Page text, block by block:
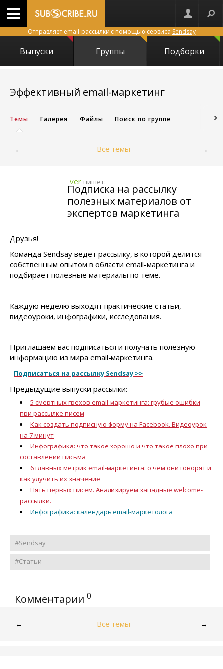
Отправляет email-рассылки с помощью сервиса Sendsay
Выпуски Группы Подборки
Эффективный email-маркетинг
Темы Галерея Файлы Поиск по группе
← Все темы →
ver пишет:
Подписка на рассылку
полезных материалов от
экспертов маркетинга
Друзья!
Команда Sendsay ведет рассылку, в которой делится
собственным опытом в области email-маркетинга и
подбирает полезные материалы по теме.
Каждую неделю выходят практические статьи,
видеоуроки, инфографики, исследования.
Приглашаем вас подписаться и получать полезную
информацию из мира email-маркетинга.
Подписаться на рассылку Sendsay >>
Предыдущие выпуски рассылки:
5 смертных грехов email-маркетинга: грубые ошибки
при рассылке писем
Как создать подписную форму на Facebook. Видеоурок
на 7 минут
Инфографика: что такое хорошо и что такое плохо при
составлении письма
6 главных метрик email-маркетинга: о чем они говорят и
как улучить их значение
Пять первых писем. Анализируем западные welcome-
рассылки.
Инфографика: календарь email-маркетолога
#Sendsay
#Статьи
Комментарии 0
← Все темы →